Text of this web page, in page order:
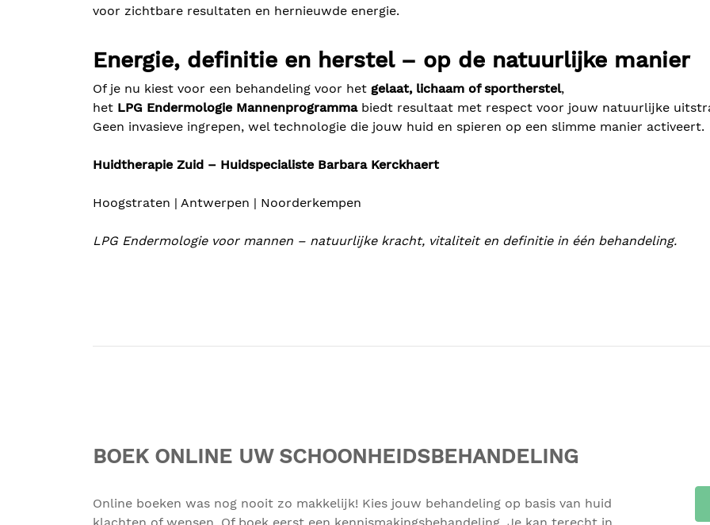
voor zichtbare resultaten en hernieuwde energie.
Energie, definitie en herstel – op de natuurlijke manier
Of je nu kiest voor een behandeling voor het gelaat, lichaam of sportherstel,
het LPG Endermologie Mannenprogrammabiedt resultaat met respect voor jouw natuurlijke
Geen invasieve ingrepen, wel technologie die jouw huid en spieren op een slimme manier activeert.
Huidtherapie Zuid – Huidspecialiste Barbara Kerckhaert
Hoogstraten | Antwerpen | Noorderkempen
LPG Endermologie voor mannen – natuurlijke kracht, vitaliteit en definitie in één behandeling.
BOEK ONLINE UW SCHOONHEIDSBEHANDELING
Online boeken was nog nooit zo makkelijk! Kies jouw behandeling op basis van huid